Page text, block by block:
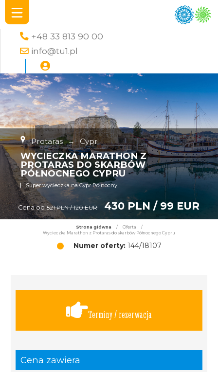
+48 33 813 90 00
info@tu1.pl
Protaras → Cypr
WYCIECZKA MARATHON Z
PROTARAS DO SKARBÓW
PÓŁNOCNEGO CYPRU
Super wycieczka na Cypr Północny
Cena od 521 PLN / 120 EUR 430 PLN / 99 EUR
Strona główna / Oferta
/
Wycieczka Marathon z Protaras do skarbów Północnego Cypru
Numer oferty:144/18107
Terminy / rezerwacja
Cena zawiera